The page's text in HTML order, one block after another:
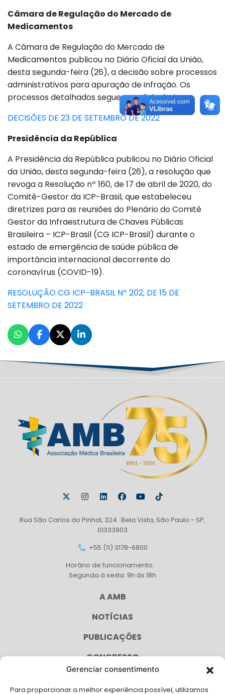
Gerenciar consentimento
Para proporcionar a melhor experiência possível, utilizamos
Câmara de Regulação do Mercado de
Medicamentos
A Câmara de Regulação do Mercado de
Medicamentos publicou no Diário Oficial da União,
desta segunda-feira (26), a decisão sobre processos
administrativos para apuração de infração. Os
processos detalhados seguem no link abaixo.
DECISÕES DE 23 DE SETEMBRO DE 2022
Presidência da República
A Presidência da República publicou no Diário Oficial
da União, desta segunda-feira (26), a resolução que
revoga a Resolução nº 160, de 17 de abril de 2020, do
Comitê-Gestor da ICP-Brasil, que estabeleceu
diretrizes para as reuniões do Plenário do Comitê
Gestor da Infraestrutura de Chaves Públicas
Brasileira – ICP-Brasil (CG ICP-Brasil) durante o
estado de emergência de saúde pública de
importância internacional decorrente do
coronavírus (COVID-19).
RESOLUÇÃO CG ICP-BRASIL Nº 202, DE 15 DE
SETEMBRO DE 2022
Rua São Carlos do Pinhal, 324 Bela Vista, São Paulo - SP,
01333903
+55 (11) 3178-6800
Horário de funcionamento:
Segunda à sexta: 9h às 18h
A AMB
NOTÍCIAS
PUBLICAÇÕES
CONGRESSO